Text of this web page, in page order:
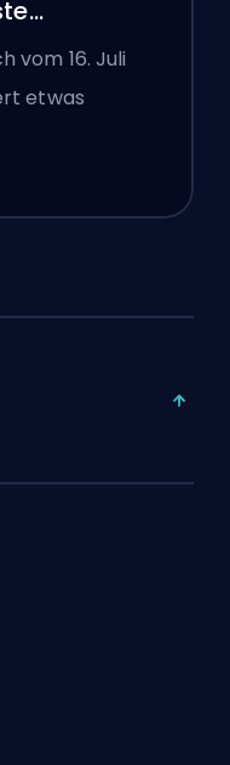
Patch
vom 16. Juli
etwas